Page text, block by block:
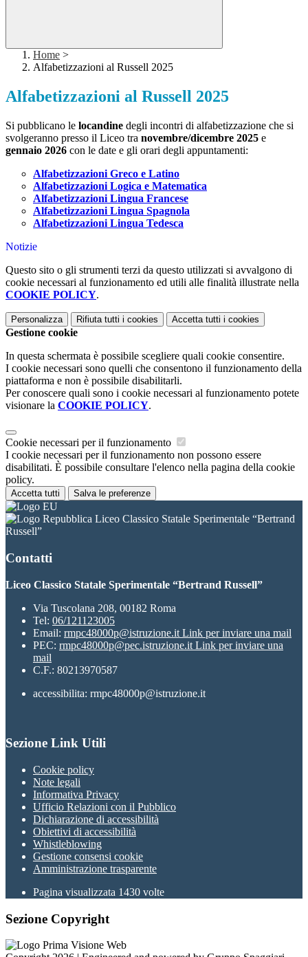
Home >
Alfabetizzazioni al Russell 2025
Alfabetizzazioni al Russell 2025
Si pubblicano le locandine degli incontri di alfabetizzazione che si
svolgeranno presso il Liceo tra novembre/dicembre 2025 e
gennaio 2026 con le date e gli orari degli appuntamenti:
Alfabetizzazioni Greco e Latino
Alfabetizzazioni Logica e Matematica
Alfabetizzazioni Lingua Francese
Alfabetizzazioni Lingua Spagnola
Alfabetizzazioni Lingua Tedesca
Notizie
Questo sito o gli strumenti terzi da questo utilizzati si avvalgono di
cookie necessari al funzionamento ed utili alle finalità illustrate nella
COOKIE POLICY.
Personalizza Rifiuta tutti i cookies Accetta tutti i cookies
Gestione cookie
In questa schermata è possibile scegliere quali cookie consentire.
I cookie necessari sono quelli che consentono il funzionamento della
piattaforma e non è possibile disabilitarli.
Per conoscere quali sono i cookie necessari al funzionamento potete
visionare la COOKIE POLICY.
Cookie necessari per il funzionamento
I cookie necessari per il funzionamento non possono essere
disabilitati. È possibile consultare l'elenco nella pagina della cookie
policy.
Accetta tutti Salva le preferenze
Liceo Classico Statale Sperimentale “Bertrand
Russell”
Contatti
Liceo Classico Statale Sperimentale “Bertrand Russell”
Via Tuscolana 208, 00182 Roma
Tel: 06/121123005
Email: rmpc48000p@istruzione.it Link per inviare una mail
PEC: rmpc48000p@pec.istruzione.it Link per inviare una
mail
C.F.: 80213970587
accessibilita: rmpc48000p@istruzione.it
Sezione Link Utili
Cookie policy
Note legali
Informativa Privacy
Ufficio Relazioni con il Pubblico
Dichiarazione di accessibilità
Obiettivi di accessibilità
Whistleblowing
Gestione consensi cookie
Amministrazione trasparente
Pagina visualizzata 1430 volte
Sezione Copyright